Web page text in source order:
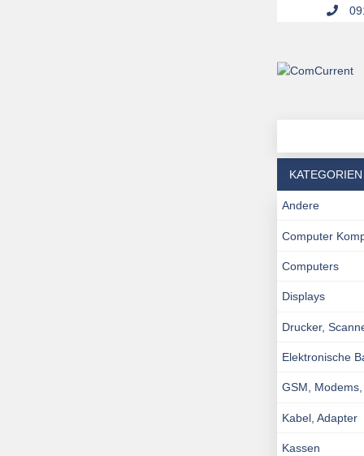
KATEGORIEN
Andere
Computer
Computers
Displays
Drucker,
Elektronische
GSM,
Kabel, Adapter
Kassen